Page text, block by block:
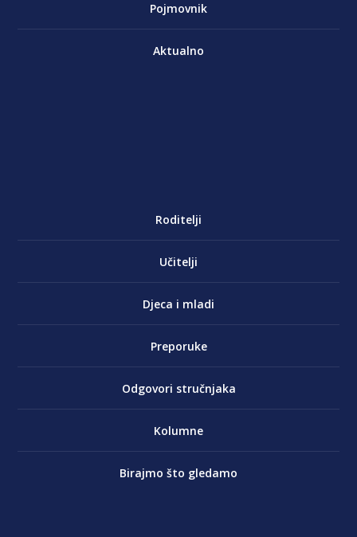
Pojmovnik
Aktualno
Roditelji
Učitelji
Djeca i mladi
Preporuke
Odgovori stručnjaka
Kolumne
Birajmo što gledamo